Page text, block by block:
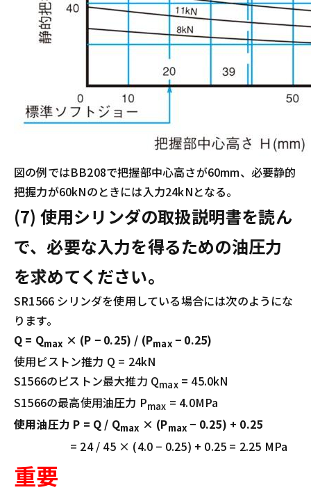
図の例ではBB208で把握部中心高さが60mm、必要静的
把握力が60kNのときには入力24kNとなる。
(7) 使用シリンダの取扱説明書を読ん
で、必要な入力を得るための油圧力
を求めてください。
SR1566 シリンダを使用している場合には次のようにな
ります。
Q = Qmax × (P − 0.25) / (Pmax− 0.25)
使用ピストン推力 Q = 24kN
S1566のピストン最大推力 Qmax= 45.0kN
S1566の最高使用油圧力 Pmax = 4.0MPa
使用油圧力 P = Q / Qmax × (Pmax − 0.25) + 0.25
= 24 / 45 × (4.0 − 0.25) + 0.25 = 2.25 MPa
重要